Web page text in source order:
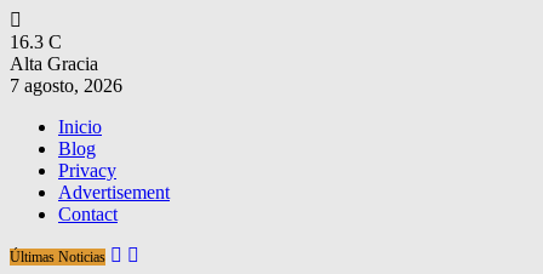
16.3 C
Alta Gracia
7 agosto, 2026
Inicio
Blog
Privacy
Advertisement
Contact
Últimas Noticias